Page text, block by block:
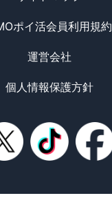
ポイ活会員利用規約
運営会社
個人情報保護方針